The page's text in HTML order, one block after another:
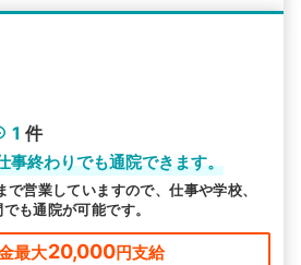
1 件
事終わりでも通院できます。
営業していますので、仕事や学校、
も通院が可能です。
最大20,000円支給